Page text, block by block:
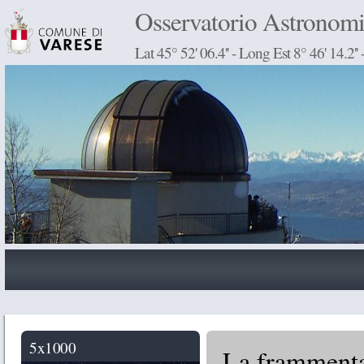
Osservatorio
Lat 45° 52' 06.4'' - Long Est 8° 46'
5x1000